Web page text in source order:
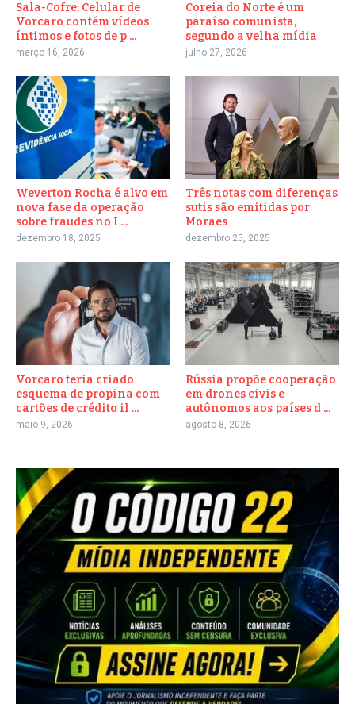
Sala-Cofre: Celular de
Vorcaro contém vídeos
íntimos e fotos de p ...
março 16, 2026
Coreia do Norte é um
paraíso comunista,
segundo a velha mídia
julho 27, 2026
Weverton Rocha é alvo em
nova fase da operação
sobre fraudes no I ...
dezembro 18, 2025
Três notas com diferenças
sutis são emitidas por
Moraes
dezembro 25, 2025
Vorcaro teria criado
esquema de propina com
cartões de crédito il ...
maio 9, 2026
Rússia propõe cooperação
em drones civis e
autônomos aos países d ...
agosto 8, 2026